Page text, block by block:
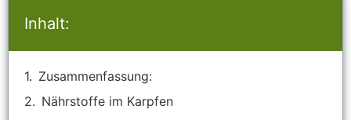
Inhalt:
Zusammenfassung:
Nährstoffe im Karpfen